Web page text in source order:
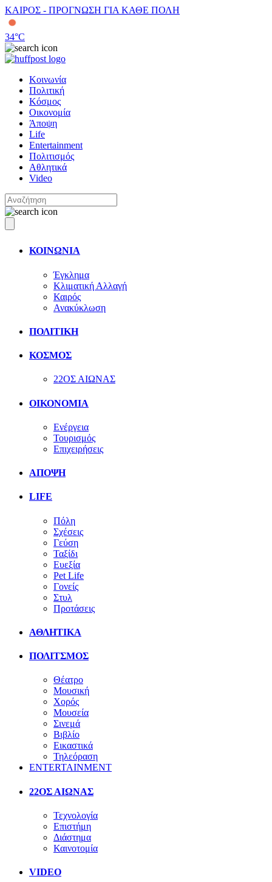
ΚΑΙΡΟΣ - ΠΡΟΓΝΩΣΗ ΓΙΑ ΚΑΘΕ ΠΟΛΗ
34°C
Κοινωνία
Πολιτική
Κόσμος
Οικονομία
Άποψη
Life
Entertainment
Πολιτισμός
Αθλητικά
Video
ΚΟΙΝΩΝΙΑ
Έγκλημα
Κλιματική Αλλαγή
Καιρός
Ανακύκλωση
ΠΟΛΙΤΙΚΗ
ΚΟΣΜΟΣ
22ΟΣ ΑΙΩΝΑΣ
ΟΙΚΟΝΟΜΙΑ
Ενέργεια
Τουρισμός
Επιχειρήσεις
ΑΠΟΨΗ
LIFE
Πόλη
Σχέσεις
Γεύση
Ταξίδι
Ευεξία
Pet Life
Γονείς
Στυλ
Προτάσεις
ΑΘΛΗΤΙΚΑ
ΠΟΛΙΤΣΜΟΣ
Θέατρο
Μουσική
Χορός
Μουσεία
Σινεμά
Βιβλίο
Εικαστικά
Τηλεόραση
ENTERTAINMENT
22ΟΣ ΑΙΩΝΑΣ
Τεχνολογία
Επιστήμη
Διάστημα
Καινοτομία
VIDEO